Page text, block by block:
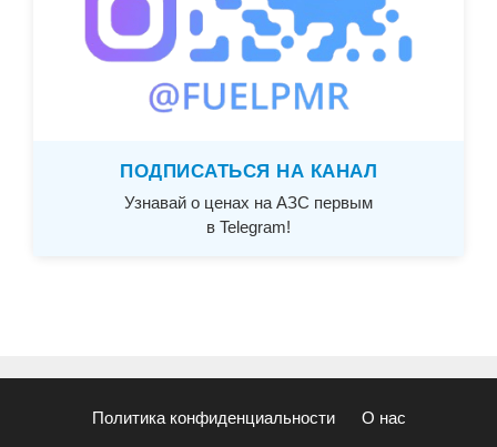
ПОДПИСАТЬСЯ НА КАНАЛ
Узнавай о ценах на АЗС первым
в Telegram!
Политика конфиденциальности О нас